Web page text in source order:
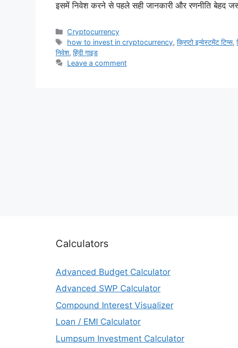
इसमें निवेश करने से पहले सही जानकारी और रणनीति बेहद
Categories
Cryptocurrency
Tags
how to invest in cryptocurrency,क्रिप्टो इन्वेस्टमेंट टिप्स,
निवेश, हिंदी गाइड
Leave a comment
Calculators
Advanced Budget Calculator
Advanced SWP Calculator
Compound Interest Visualizer
Loan / EMI Calculator
Lumpsum Investment Calculator